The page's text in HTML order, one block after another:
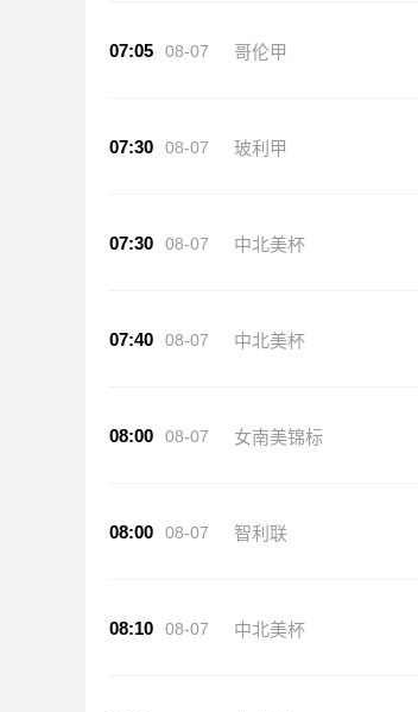
07:05 08-07 哥伦甲
07:30 08-07 玻利甲
07:30 08-07 中北美杯
07:40 08-07 中北美杯
08:00 08-07 女南美锦标
08:00 08-07 智利联
08:10 08-07 中北美杯